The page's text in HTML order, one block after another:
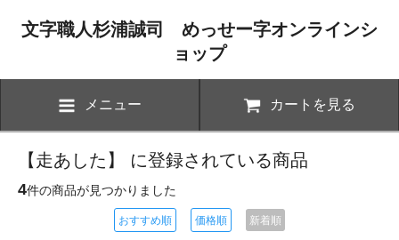
文字職人杉浦誠司 めっせー字オンラインシ
ョップ
メニュー カートを見る
【走あした】 に登録されている商品
4件の商品が見つかりました
おすすめ順 価格順 新着順